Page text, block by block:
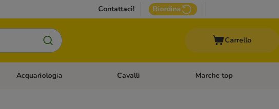
Contattaci! Riordina
Carrello
Apri Menù Categoria: Roditori & Uccelli
Acquariologia Apri Menù Categoria: Acquariologia
Cavalli Apri Menù Categoria: Cavalli
Marche top